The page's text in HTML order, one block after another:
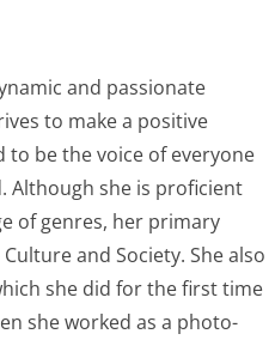
and passionate
to make a positive
to be the voice of everyone
Although she is proficient
of genres, her primary
and Society. She also
she did for the first time
she worked as a photo-